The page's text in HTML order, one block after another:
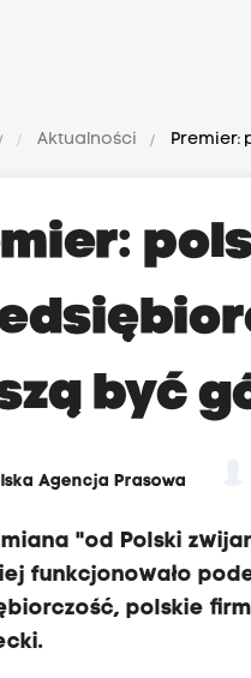
Aktualności Premier:
być
Agencja Prasowa
"od Polski
funkcjonowało
polskie